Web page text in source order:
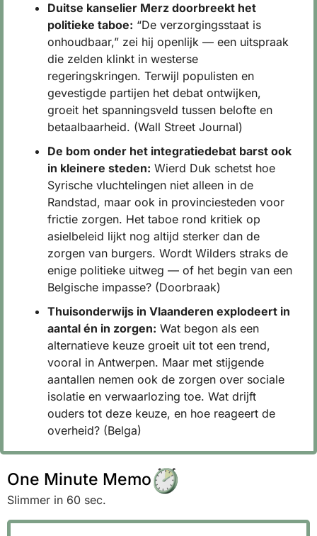
Duitse kanselier Merz doorbreekt het
politieke taboe: “De verzorgingsstaat is
onhoudbaar,” zei hij openlijk — een uitspraak
die zelden klinkt in westerse
regeringskringen. Terwijl populisten en
gevestigde partijen het debat ontwijken,
groeit het spanningsveld tussen belofte en
betaalbaarheid. (Wall Street Journal)
De bom onder het integratiedebat barst ook
in kleinere steden: Wierd Duk schetst hoe
Syrische vluchtelingen niet alleen in de
Randstad, maar ook in provinciesteden voor
frictie zorgen. Het taboe rond kritiek op
asielbeleid lijkt nog altijd sterker dan de
zorgen van burgers. Wordt Wilders straks de
enige politieke uitweg — of het begin van een
Belgische impasse? (Doorbraak)
Thuisonderwijs in Vlaanderen explodeert in
aantal én in zorgen: Wat begon als een
alternatieve keuze groeit uit tot een trend,
vooral in Antwerpen. Maar met stijgende
aantallen nemen ook de zorgen over sociale
isolatie en verwaarlozing toe. Wat drijft
ouders tot deze keuze, en hoe reageert de
overheid? (Belga)
One Minute Memo
Slimmer in 60 sec.